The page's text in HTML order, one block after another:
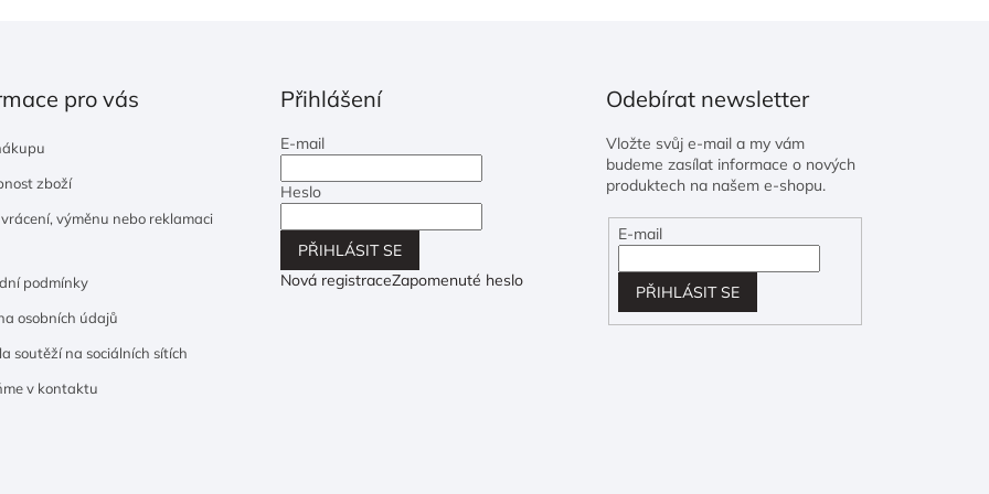
pro vás
zboží
vrácení, výměnu nebo reklamaci
podmínky
osobních údajů
soutěží na sociálních sítích
v kontaktu
Přihlášení
E-mail
Heslo
PŘIHLÁSIT SE
Nová registraceZapomenuté heslo
Odebírat newsletter
Vložte svůj e-mail a my vám
budeme zasílat informace o nových
produktech na našem e-shopu.
E-mail
PŘIHLÁSIT SE